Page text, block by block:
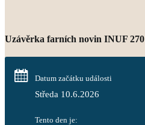
Uzávěrka farních novin INUF 270
Datum začátku události
Středa 10.6.2026
Tento den je: